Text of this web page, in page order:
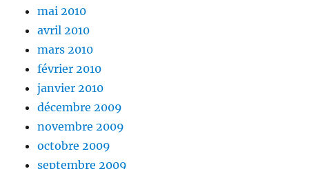
mai 2010
avril 2010
mars 2010
février 2010
janvier 2010
décembre 2009
novembre 2009
octobre 2009
septembre 2009